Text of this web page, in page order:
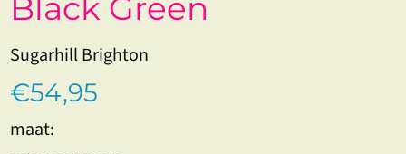
Black Green
Sugarhill Brighton
€54,95
maat: